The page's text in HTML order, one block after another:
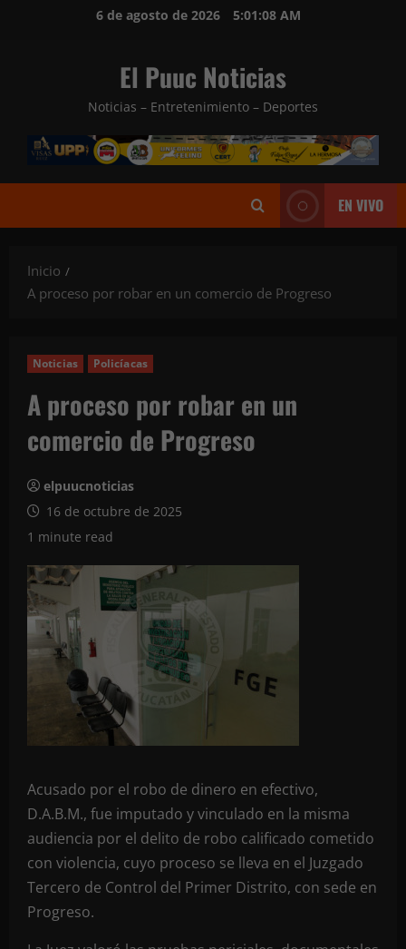
6 de agosto de 2026 5:01:09 AM
El Puuc Noticias
Noticias – Entretenimiento – Deportes
EN VIVO
Inicio
A proceso por robar en un comercio de Progreso
Noticias Policíacas
A proceso por robar en un
comercio de Progreso
elpuucnoticias
16 de octubre de 2025
1 minute read
Acusado por el robo de dinero en efectivo,
D.A.B.M., fue imputado y vinculado en la misma
audiencia por el delito de robo calificado cometido
con violencia, cuyo proceso se lleva en el Juzgado
Tercero de Control del Primer Distrito, con sede en
Progreso.